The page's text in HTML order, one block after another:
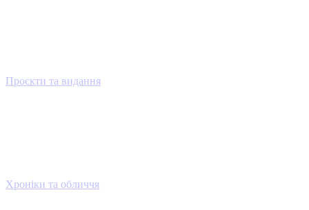
Проєкти та видання
Хроніки та обличчя